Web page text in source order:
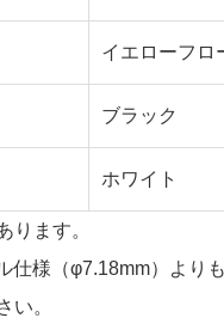
イエローフロ
ブラック
ホワイト
ます。
様（φ7.18mm）より
い。